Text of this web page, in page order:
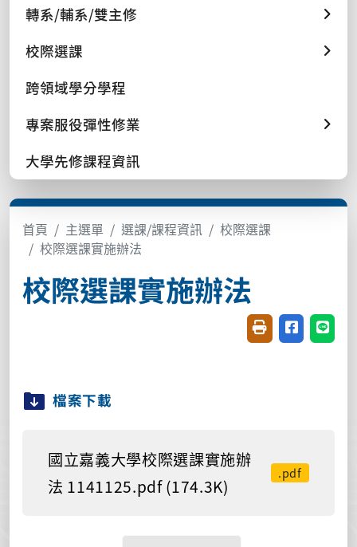
轉系/輔系/雙主修
校際選課
跨領域學分學程
專案服役彈性修業
大學先修課程資訊
首頁 主選單 選課/課程資訊
校際選課
校際選課實施辦法
校際選課實施辦法
友善列印(開新視
分享至臉書
分享
檔案下載
國立嘉義大學校際選課實施辦
法 1141125.pdf (174.3K)
.pdf